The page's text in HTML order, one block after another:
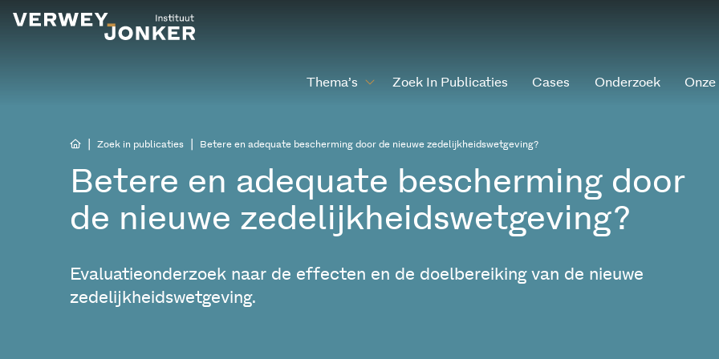
Thema’s Zoek In Publicaties Cases Onderzoek
Zoek in publicaties Betere en adequate bescherming door de nieuwe zedelijkheidswetgeving?
Betere en adequate bescherming door
de nieuwe zedelijkheidswetgeving?
Evaluatieonderzoek naar de effecten en de doelbereiking van de nieuwe
zedelijkheidswetgeving.